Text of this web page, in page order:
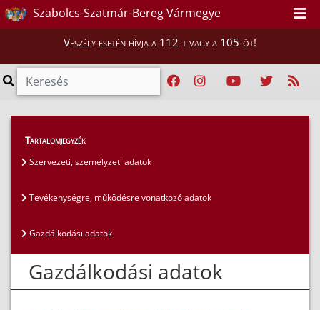
Szabolcs-Szatmár-Bereg Vármegye
Veszély esetén hívja a 112-t vagy a 105-öt!
Közérdekű adatok
Gazdálkodási adatok
Tartalomjegyzék
Szervezeti, személyzeti adatok
Tevékenységre, működésre vonatkozó adatok
Gazdálkodási adatok
Gazdálkodási adatok